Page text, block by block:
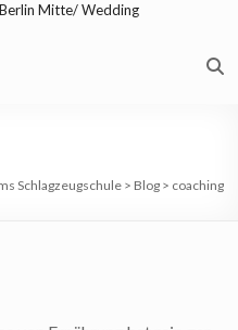
Mitte/ Wedding
Schlagzeugschule> Blog> coaching